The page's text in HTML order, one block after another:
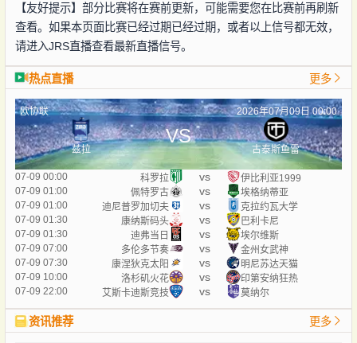
【友好提示】部分比赛将在赛前更新，可能需要您在比赛前再刷新
查看。如果本页面比赛已经过期已经过期，或者以上信号都无效，
请进入JRS直播查看最新直播信号。
热点直播 更多
欧协联 2026年07月09日 00:00
兹拉
VS
古泰斯鱼雷
07-09 00:00 科罗拉 vs
伊比利亚1999
07-09 01:00
佩特罗古 vs
埃格纳蒂亚
07-09 01:00
迪尼普罗加切夫 vs
克拉约瓦大学
07-09 01:30
康纳斯码头 vs
巴利卡尼
07-09 01:30
迪弗当日 vs
埃尔维斯
07-09 07:00
多伦多节奏 vs
金州女武神
07-09 07:30
康涅狄克太阳 vs
明尼苏达天猫
07-09 10:00
洛杉矶火花 vs
印第安纳狂热
07-09 22:00
艾斯卡迪斯竞技 vs 莫纳尔
资讯推荐 更多